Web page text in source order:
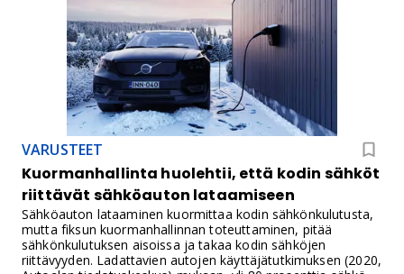
VARUSTEET
Kuormanhallinta huolehtii, että kodin sähköt
riittävät sähköauton lataamiseen
Sähköauton lataaminen kuormittaa kodin sähkönkulutusta,
mutta fiksun kuormanhallinnan toteuttaminen, pitää
sähkönkulutuksen aisoissa ja takaa kodin sähköjen
riittävyyden. Ladattavien autojen käyttäjätutkimuksen (2020,